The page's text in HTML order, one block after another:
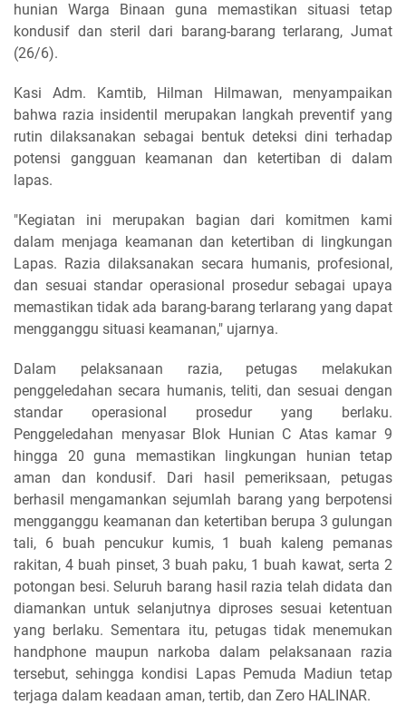
hunian Warga Binaan guna memastikan situasi tetap
kondusif dan steril dari barang-barang terlarang, Jumat
(26/6).
Kasi Adm. Kamtib, Hilman Hilmawan, menyampaikan
bahwa razia insidentil merupakan langkah preventif yang
rutin dilaksanakan sebagai bentuk deteksi dini terhadap
potensi gangguan keamanan dan ketertiban di dalam
lapas.
"Kegiatan ini merupakan bagian dari komitmen kami
dalam menjaga keamanan dan ketertiban di lingkungan
Lapas. Razia dilaksanakan secara humanis, profesional,
dan sesuai standar operasional prosedur sebagai upaya
memastikan tidak ada barang-barang terlarang yang dapat
mengganggu situasi keamanan," ujarnya.
Dalam pelaksanaan razia, petugas melakukan
penggeledahan secara humanis, teliti, dan sesuai dengan
standar operasional prosedur yang berlaku.
Penggeledahan menyasar Blok Hunian C Atas kamar 9
hingga 20 guna memastikan lingkungan hunian tetap
aman dan kondusif. Dari hasil pemeriksaan, petugas
berhasil mengamankan sejumlah barang yang berpotensi
mengganggu keamanan dan ketertiban berupa 3 gulungan
tali, 6 buah pencukur kumis, 1 buah kaleng pemanas
rakitan, 4 buah pinset, 3 buah paku, 1 buah kawat, serta 2
potongan besi. Seluruh barang hasil razia telah didata dan
diamankan untuk selanjutnya diproses sesuai ketentuan
yang berlaku. Sementara itu, petugas tidak menemukan
handphone maupun narkoba dalam pelaksanaan razia
tersebut, sehingga kondisi Lapas Pemuda Madiun tetap
terjaga dalam keadaan aman, tertib, dan Zero HALINAR.